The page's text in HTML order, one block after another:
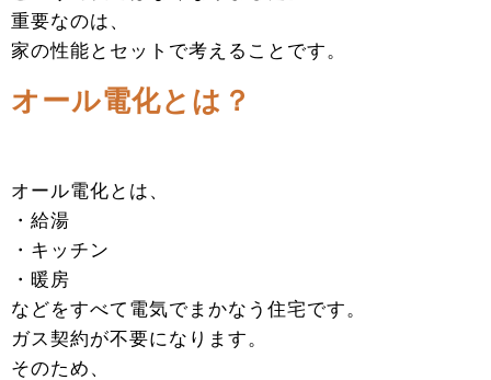
重要なのは、
家の性能とセットで考えることです。
オール電化とは？
オール電化とは、
・給湯
・キッチン
・暖房
などをすべて電気でまかなう住宅です。
ガス契約が不要になります。
そのため、